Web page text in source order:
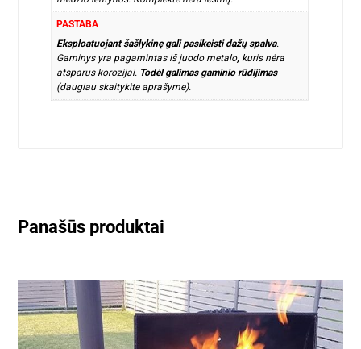
PASTABA
Eksploatuojant šašlykinę gali pasikeisti dažų spalva.
Gaminys yra pagamintas iš juodo metalo, kuris nėra
atsparus korozijai. Todėl galimas gaminio rūdijimas
(daugiau skaitykite aprašyme).
Panašūs produktai